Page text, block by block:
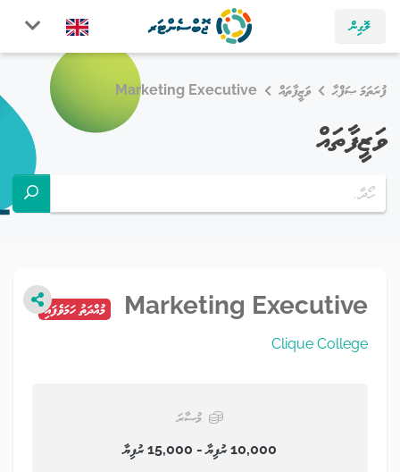
ލޮގިން
ފުރަތަމަ ޞަފްޙާ ވަޒީފާތައް Marketing Executive
ވަޒީފާތައް
Marketing Executive މުއްދަތު ހަމަވެފައި
Clique College
މުސާރަ
10,000 ރުފިޔާ - 15,000 ރުފިޔާ